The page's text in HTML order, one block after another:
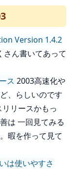
Version 1.4.2
さん書いてあって
ス 2003高速化や
、らしいのです
リースかもっ
は 一回見てみる
暇を作って見て
は使いやすさ